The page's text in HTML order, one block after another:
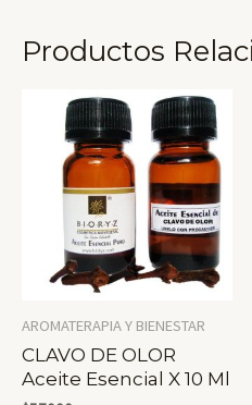
Productos
AROMATERAPIA Y BIENESTAR
CLAVO DE OLOR
Aceite Esencial X 10 Ml